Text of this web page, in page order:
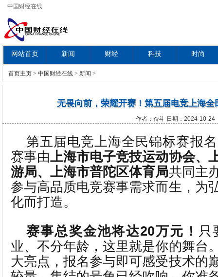
中国财经在线
网站首页 新闻 财经 科技 时尚
教育
首页主页 > 中国财经在线 > 新闻 >
无畏向前，荣耀开赛！第五届电竞上海
作者：奋斗 日期：2024-10-24
第五届电竞上海全民锦标赛报
赛事由上海市电子竞技运动协会、
游局、上海市普陀区体育局共同主
参与高品质电竞赛事需求而生，为
化而打造。
赛事总奖金池将达20万元！ 只
业、不分年龄，这里就是你的舞台
大亮点，报名参与即可感受技术的